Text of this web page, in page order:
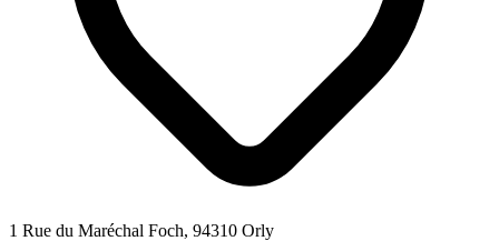
1 Rue du Maréchal Foch, 94310 Orly